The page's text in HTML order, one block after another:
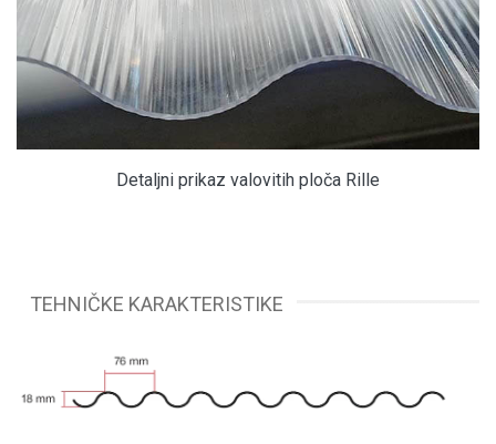
Detaljni prikaz valovitih ploča Rille
TEHNIČKE KARAKTERISTIKE